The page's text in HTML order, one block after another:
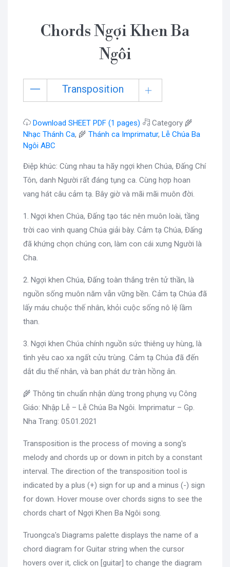
Chords Ngợi Khen Ba
Ngôi
Transposition
Download SHEET PDF (1 pages)
Category 🌾
Nhạc Thánh Ca, 🌾 Thánh ca Imprimatur, Lễ Chúa Ba
Ngôi ABC
Điệp khúc: Cùng nhau ta hãy ngợi khen Chúa, Đấng Chí
Tôn, danh Người rất đáng tụng ca. Cùng hợp hoan
vang hát câu cảm tạ. Bây giờ và mãi mãi muôn đời.
1. Ngợi khen Chúa, Đấng tạo tác nên muôn loài, tầng
trời cao vinh quang Chúa giải bày. Cảm tạ Chúa, Đấng
đã khứng chọn chúng con, làm con cái xưng Người là
Cha.
2. Ngợi khen Chúa, Đấng toàn thắng trên tử thần, là
nguồn sống muôn năm vẫn vững bền. Cảm tạ Chúa đã
lấy máu chuộc thế nhân, khỏi cuộc sống nô lệ lầm
than.
3. Ngợi khen Chúa chính nguồn sức thiêng uy hùng, là
tình yêu cao xa ngất cửu trùng. Cảm tạ Chúa đã đến
dắt dìu thế nhân, và ban phát dư tràn hồng ân.
🌾 Thông tin chuẩn nhận dùng trong phụng vụ Công
Giáo: Nhập Lễ – Lễ Chúa Ba Ngôi. Imprimatur – Gp.
Nha Trang: 05.01.2021
Transposition is the process of moving a song's
melody and chords up or down in pitch by a constant
interval. The direction of the transposition tool is
indicated by a plus (+) sign for up and a minus (-) sign
for down. Hover mouse over chords signs to see the
chords chart of Ngợi Khen Ba Ngôi song.
Truongca's Diagrams palette displays the name of a
chord diagram for Guitar string when the cursor
hovers over it, click on [guitar] to change the diagram